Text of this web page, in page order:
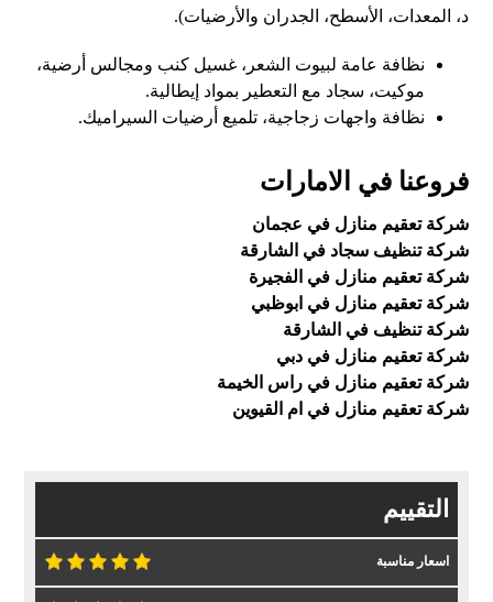
د، المعدات، الأسطح، الجدران والأرضيات).
نظافة عامة لبيوت الشعر، غسيل كنب ومجالس أرضية،
موكيت، سجاد مع التعطير بمواد إيطالية.
نظافة واجهات زجاجية، تلميع أرضيات السيراميك.
فروعنا في الامارات
شركة تعقيم منازل في عجمان
شركة تنظيف سجاد في الشارقة
شركة تعقيم منازل في الفجيرة
شركة تعقيم منازل في ابوظبي
شركة تنظيف في الشارقة
شركة تعقيم منازل في دبي
شركة تعقيم منازل في راس الخيمة
شركة تعقيم منازل في ام القيوين
التقييم
اسعار مناسبة